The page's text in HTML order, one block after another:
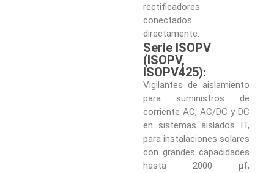
rectificadores
conectados
directamente.
Serie ISOPV
(ISOPV,
ISOPV425):
Vigilantes de aislamiento
para suministros de
corriente AC, AC/DC y DC
en sistemas aislados IT,
para instalaciones solares
con grandes capacidades
hasta 2000 µf,